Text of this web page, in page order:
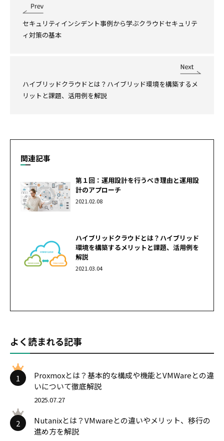
セキュリティインシデント事例から学ぶクラウドセキュリテ
ィ対策の基本
ハイブリッドクラウドとは？ハイブリッド環境を構築するメ
リットと課題、活用例を解説
関連記事
第１回：運用設計を行うべき理由と運用設
計のアプローチ
2021.02.08
ハイブリッドクラウドとは？ハイブリッド
環境を構築するメリットと課題、活用例を
解説
2021.03.04
よく読まれる記事
1
Proxmoxとは？基本的な構成や機能とVMWareとの違
いについて徹底解説
2025.07.27
2
Nutanixとは？VMwareとの違いやメリット、移行の
進め方を解説